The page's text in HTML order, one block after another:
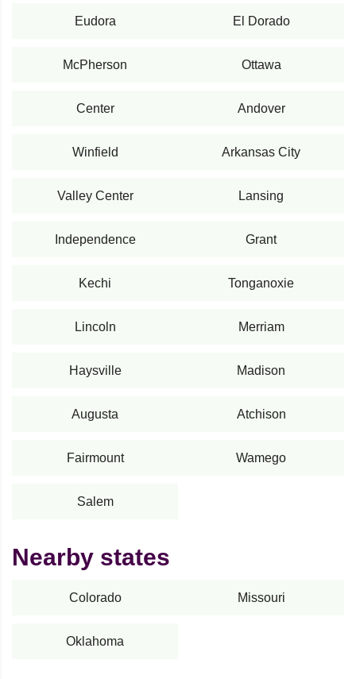
Eudora El Dorado
McPherson Ottawa
Center Andover
Winfield Arkansas City
Valley Center Lansing
Independence Grant
Kechi Tonganoxie
Lincoln Merriam
Haysville Madison
Augusta Atchison
Fairmount Wamego
Salem
Nearby states
Colorado Missouri
Oklahoma